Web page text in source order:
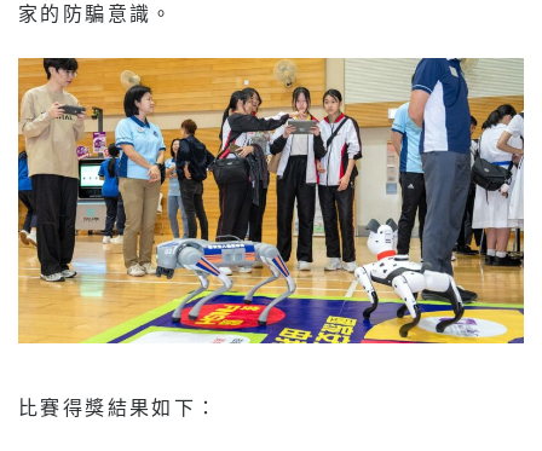
家的防騙意識。
比賽得獎結果如下：